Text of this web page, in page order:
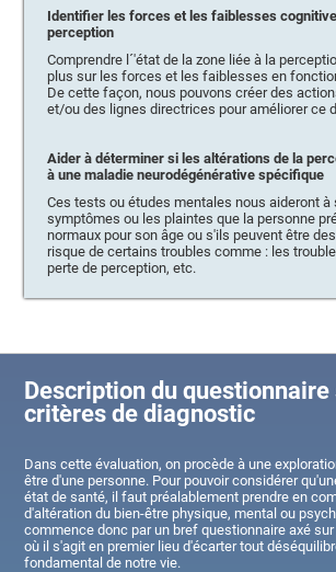
Identifier les forces et les faiblesses
perception
Comprendre l´'état de la zone liée à la
plus sur les forces et les faiblesses en
De cette façon, nous pouvons créer des
et/ou des lignes directrices pour améliorer ce
Aider à déterminer si les altérations de la
à une maladie neurodégénérative spécifique
Ces tests ou études mentales nous aideront à
symptômes ou les plaintes que la personne
normaux pour son âge ou s'ils peuvent être
risque de certains troubles comme : les
perte de perception, etc.
Description du questionnaire
critères de diagnostic
Dans cette évaluation, on procède à une
être d'une personne. Pour pouvoir considérer
état de santé, il faut préalablement prendre en
d'altération du bien-être physique, mental ou
commence donc par un bref questionnaire axé
où il s'agit en premier lieu d'écarter tout
fondamental de notre vie.